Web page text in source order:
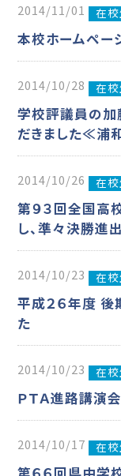
2014/11/01 在
本校ホームペー
2014/10/28 在
学校評議員の加
だきました≪浦
2014/10/26 在
第９３回全国高
し、準々決勝進
2014/10/23 在
平成２６年度
た
2014/10/23 在
ＰＴＡ進路講
2014/10/17 在